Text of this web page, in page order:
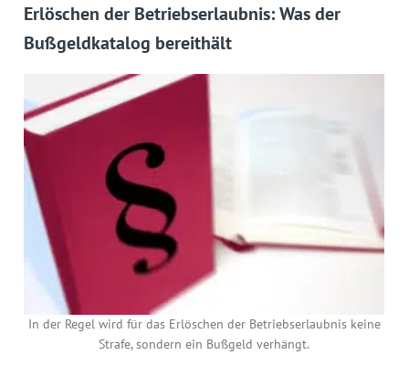
Erlöschen der Betriebserlaubnis: Was der
Bußgeldkatalog bereithält
In der Regel wird für das Erlöschen der Betriebserlaubnis keine
Strafe, sondern ein Bußgeld verhängt.